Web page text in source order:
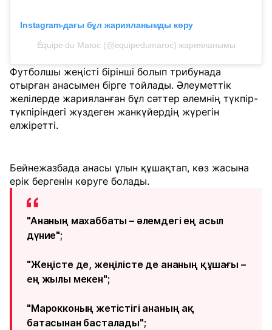
Instagram-дағы бұл жарияланымды көру
Équipe du Maroc (@equipedumaroc) жарияланымы
Футболшы жеңісті бірінші болып трибунада
отырған анасымен бірге тойлады. Әлеуметтік
желілерде жарияланған бұл сәттер әлемнің түкпір-
түкпіріндегі жүздеген жанкүйердің жүрегін
елжіретті.
Бейнежазбада анасы ұлын құшақтап, көз жасына
ерік бергенін көруге болады.
"Ананың махаббаты – әлемдегі ең асыл
дүние";
"Жеңісте де, жеңілісте де ананың құшағы –
ең жылы мекен";
"Марокконың жетістігі ананың ақ
батасынан басталады";